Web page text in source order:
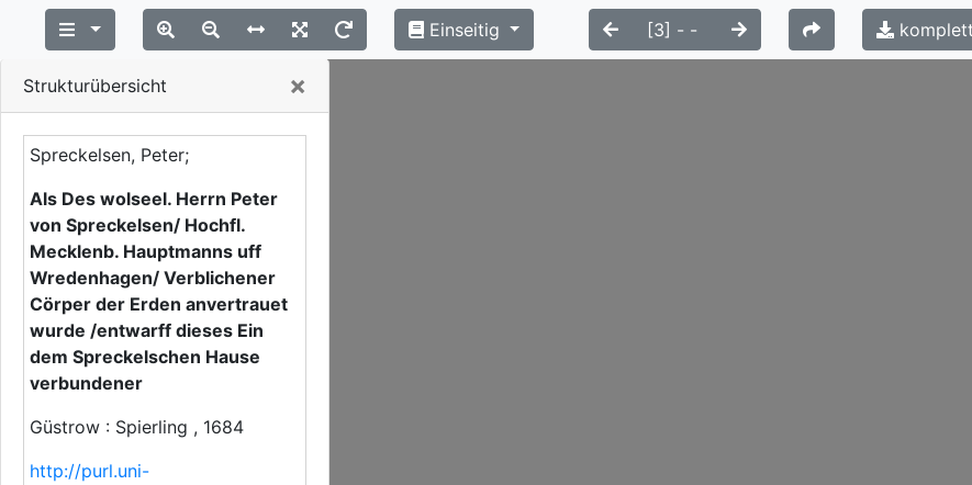
Strukturübersicht ×
Spreckelsen, Peter;
Als Des wolseel. Herrn Peter
von Spreckelsen/ Hochfl.
Mecklenb. Hauptmanns uff
Wredenhagen/ Verblichener
Cörper der Erden anvertrauet
wurde /entwarff dieses Ein
dem Spreckelschen Hause
verbundener
Güstrow : Spierling , 1684
http://purl.uni-
Einseitig